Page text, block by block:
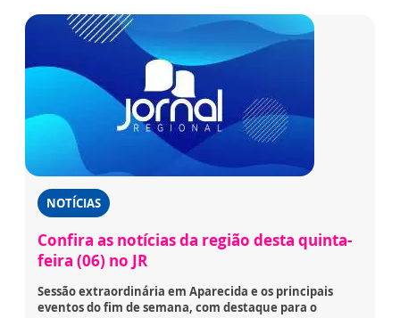
NOTÍCIAS
Confira as notícias da região desta quinta-
feira (06) no JR
Sessão extraordinária em Aparecida e os principais
eventos do fim de semana, com destaque para o